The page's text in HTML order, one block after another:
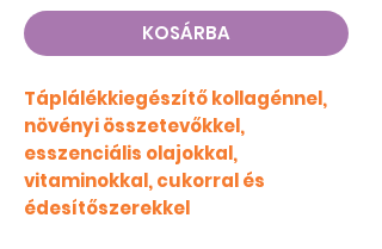
KOSÁRBA
Táplálékkiegészítő kollagénnel,
növényi összetevőkkel,
esszenciális olajokkal,
vitaminokkal, cukorral és
édesítőszerekkel